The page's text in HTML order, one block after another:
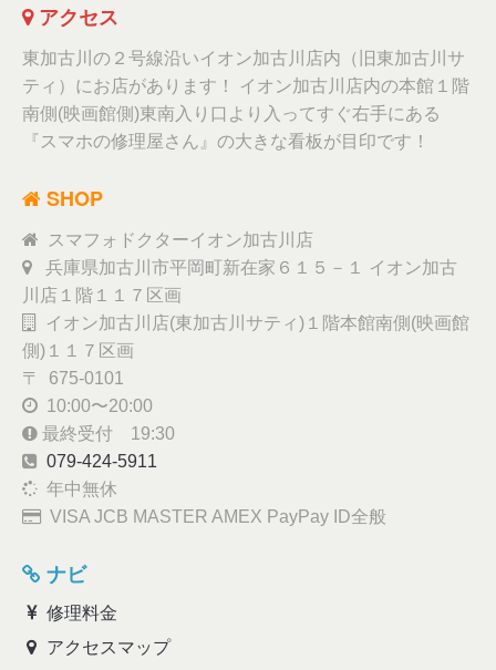
アクセス
東加古川の２号線沿いイオン加古川店内（旧東加古川サ
ティ）にお店があります！ イオン加古川店内の本館１階
南側(映画館側)東南入り口より入ってすぐ右手にある
『スマホの修理屋さん』の大きな看板が目印です！
SHOP
スマフォドクターイオン加古川店
兵庫県加古川市平岡町新在家６１５－１ イオン加古
川店１階１１７区画
イオン加古川店(東加古川サティ)１階本館南側(映画館
側)１１７区画
〒 675-0101
10:00〜20:00
最終受付 19:30
079-424-5911
年中無休
VISA JCB MASTER AMEX PayPay ID全般
ナビ
修理料金
アクセスマップ